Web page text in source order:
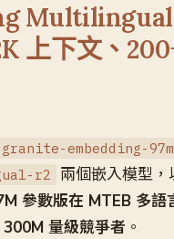
Multilingual
上下文、
granite-embedding-
r2
兩個嵌入模型
參數版在 MTEB 多
量級競爭者 。